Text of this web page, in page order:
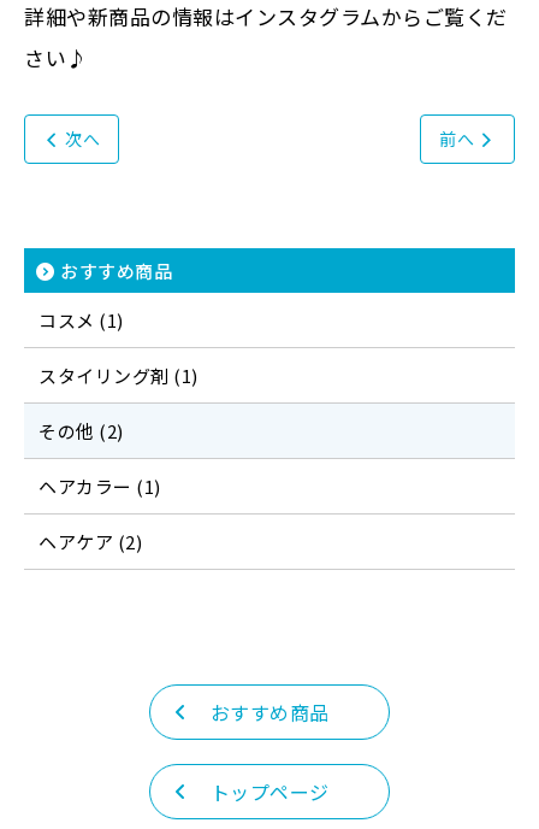
詳細や新商品の情報はインスタグラムからご覧くだ
さい♪
次へ 前へ
おすすめ商品
コスメ (1)
スタイリング剤 (1)
その他 (2)
ヘアカラー (1)
ヘアケア (2)
おすすめ商品
トップページ